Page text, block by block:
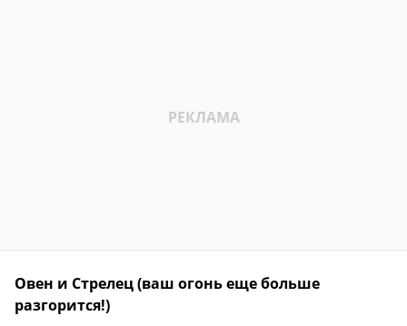
Овен и Стрелец (ваш огонь еще больше
разгорится!)